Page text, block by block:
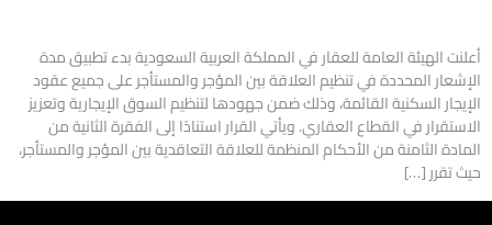
أعلنت الهيئة العامة للعقار في المملكة العربية السعودية بدء تطبيق مدة
الإشعار المحددة في تنظيم العلاقة بين المؤجر والمستأجر على جميع عقود
الإيجار السكنية القائمة، وذلك ضمن جهودها لتنظيم السوق الإيجارية وتعزيز
الاستقرار في القطاع العقاري. ويأتي القرار استنادًا إلى الفقرة الثانية من
المادة الثامنة من الأحكام المنظمة للعلاقة التعاقدية بين المؤجر والمستأجر،
حيث تقرر […]